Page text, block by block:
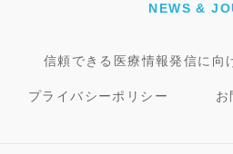
NEWS &
信頼できる医療情報発信に向
プライバシーポリシー お